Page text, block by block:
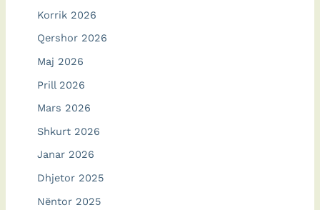
Korrik 2026
Qershor 2026
Maj 2026
Prill 2026
Mars 2026
Shkurt 2026
Janar 2026
Dhjetor 2025
Nëntor 2025